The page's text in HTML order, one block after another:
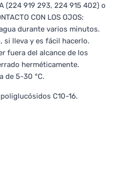
(224 919 293, 224 915 402) o
CON LOS OJOS:
durante varios minutos.
si lleva y es fácil hacerlo.
fuera del alcance de los
herméticamente.
de 5-30 °C.
C10-16.